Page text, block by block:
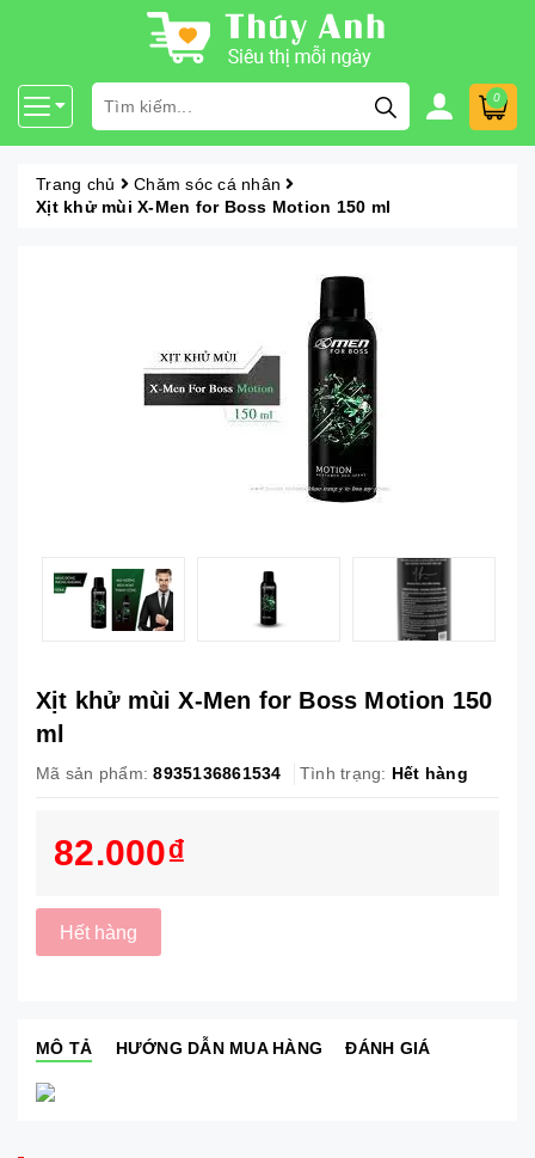
0
Trang chủ
Chăm sóc cá nhân
Xịt khử mùi X-Men for Boss Motion 150 ml
Xịt khử mùi X-Men for Boss Motion 150
ml
Mã sản phẩm: 8935136861534 Tình trạng: Hết hàng
82.000₫
Hết hàng
MÔ TẢ HƯỚNG DẪN MUA HÀNG ĐÁNH GIÁ